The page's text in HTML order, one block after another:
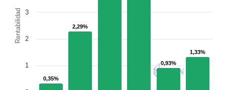
Rentabilidad
0,35%
0,35%
2,29%
2,29%
0,93%
0,93%
1,33%
1,33%
1
2
3